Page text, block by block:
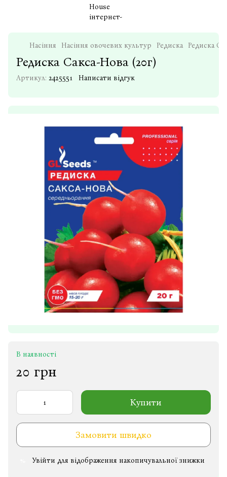
Насіння Насіння овочевих культур Редиска Редиска
Редиска Сакса-Нова (20г)
Артикул: 2425551 Написати відгук
В наявності
20 грн
Купити
Замовити швидко
Увійти для відображення накопичувальної знижки